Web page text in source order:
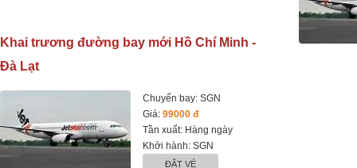
Khai trương đường bay mới Hồ Chí Minh -
Đà Lạt
Chuyến bay: SGN
Giá: 99000 đ
Tần xuất: Hàng ngày
Khởi hành: SGN
ĐẶT VÉ